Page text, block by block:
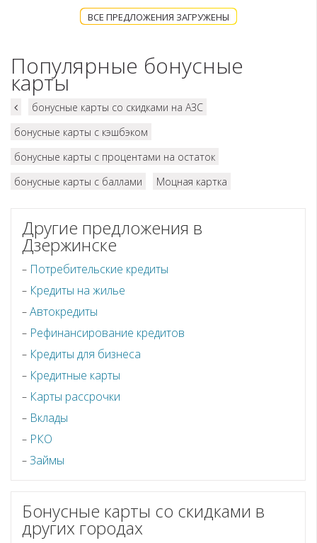
ВСЕ ПРЕДЛОЖЕНИЯ ЗАГРУЖЕНЫ
Популярные бонусные
карты
бонусные карты со скидками на АЗС
бонусные карты с кэшбэком
бонусные карты с процентами на остаток
бонусные карты с баллами
Моцная картка
Другие предложения в
Дзержинске
Потребительские кредиты
Кредиты на жилье
Автокредиты
Рефинансирование кредитов
Кредиты для бизнеса
Кредитные карты
Карты рассрочки
Вклады
РКО
Займы
Бонусные карты со скидками в
других городах